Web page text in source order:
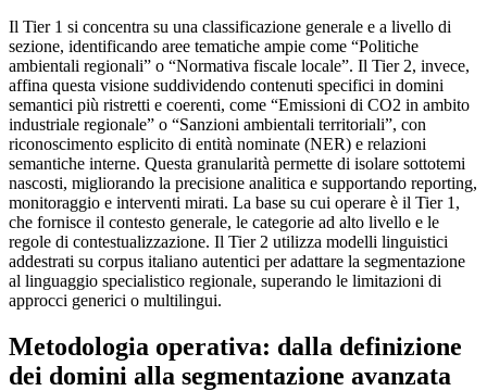
Il Tier 1 si concentra su una classificazione generale e a livello di
sezione, identificando aree tematiche ampie come “Politiche
ambientali regionali” o “Normativa fiscale locale”. Il Tier 2, invece,
affina questa visione suddividendo contenuti specifici in domini
semantici più ristretti e coerenti, come “Emissioni di CO2 in ambito
industriale regionale” o “Sanzioni ambientali territoriali”, con
riconoscimento esplicito di entità nominate (NER) e relazioni
semantiche interne. Questa granularità permette di isolare sottotemi
nascosti, migliorando la precisione analitica e supportando reporting,
monitoraggio e interventi mirati. La base su cui operare è il Tier 1,
che fornisce il contesto generale, le categorie ad alto livello e le
regole di contestualizzazione. Il Tier 2 utilizza modelli linguistici
addestrati su corpus italiano autentici per adattare la segmentazione
al linguaggio specialistico regionale, superando le limitazioni di
approcci generici o multilingui.
Metodologia operativa: dalla definizione
dei domini alla segmentazione avanzata